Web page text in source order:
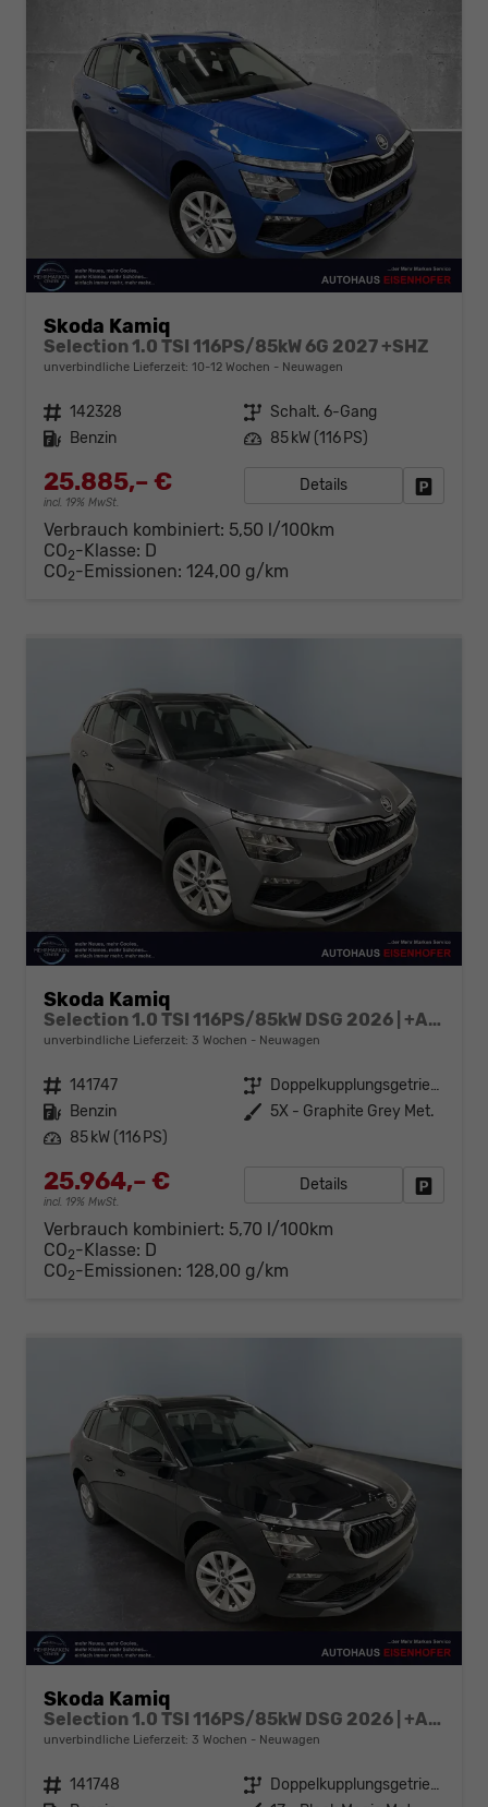
Skoda Kamiq
Selection 1.0 TSI 116PS/85kW 6G 2027 +SHZ
unverbindliche Lieferzeit: 10-12 Wochen Neuwagen
Fahrzeugnr. 142328 Getriebe Schalt. 6-Gang
Kraftstoff Benzin Leistung 85 kW (116 PS)
25.885,– €
incl. 19% MwSt.
Details
Verbrauch kombiniert: 5,50 l/100km
CO2-Klasse: D
CO2-Emissionen: 124,00 g/km
Skoda Kamiq
Selection 1.0 TSI 116PS/85kW DSG 2026 | +ACC +LaneAssist +KESSY +RFK +PDCv+h +Sitzhzg +beheizb.Lenkrad +2Z-Klima +LED +CarPlay +VirtualCockpit +DriveMode +Privacy +16"LM
unverbindliche Lieferzeit: 3 Wochen Neuwagen
Fahrzeugnr. 141747 Getriebe
Doppelkupplungsgetriebe (DSG)
Kraftstoff Benzin Außenfarbe 5X - Graphite Grey Met.
Leistung 85 kW (116 PS)
25.964,– €
incl. 19% MwSt.
Details
Verbrauch kombiniert: 5,70 l/100km
CO2-Klasse: D
CO2-Emissionen: 128,00 g/km
Skoda Kamiq
Selection 1.0 TSI 116PS/85kW DSG 2026 | +ACC +LaneAssist +KESSY +RFK +PDCv+h +Sitzhzg +beheizb.Lenkrad +2Z-Klima +LED +CarPlay +VirtualCockpit +DriveMode +Privacy +16"LM
unverbindliche Lieferzeit: 3 Wochen Neuwagen
Fahrzeugnr. 141748 Getriebe
Doppelkupplungsgetriebe (DSG)